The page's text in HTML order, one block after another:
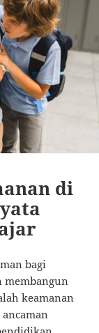
di
bagi
membangun
keamanan